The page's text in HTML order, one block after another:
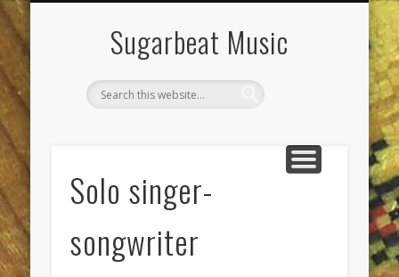
Sugarbeat Music
Solo singer-
songwriter